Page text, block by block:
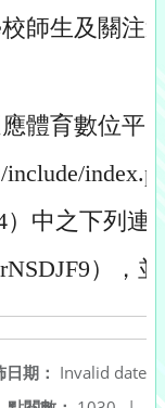
師生及關注
體育數位平
）中之下列
），
期： Invalid date